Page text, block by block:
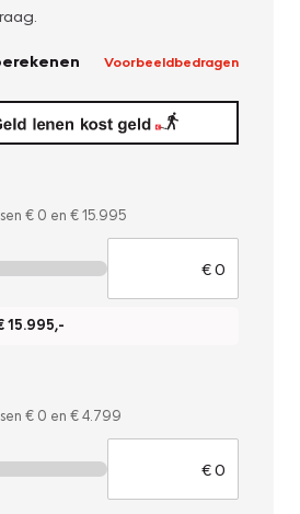
Voorbeeldbedragen
€ 0 en € 15.995
15.995,-
€ 0 en € 4.799